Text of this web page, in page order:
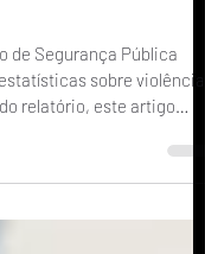
2026 revela sobre o
de Segurança Pública
sobre violência.
relatório, este artigo
contribuir para a